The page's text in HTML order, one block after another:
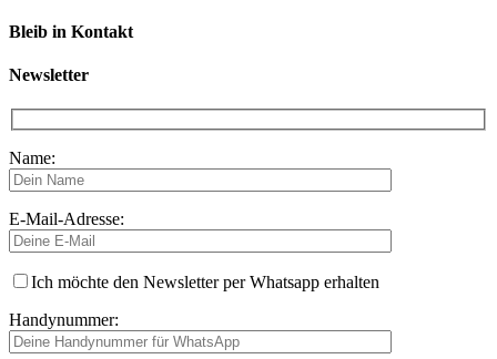
Bleib in Kontakt
Newsletter
Name:
E-Mail-Adresse:
Ich möchte den Newsletter per Whatsapp erhalten
Handynummer: